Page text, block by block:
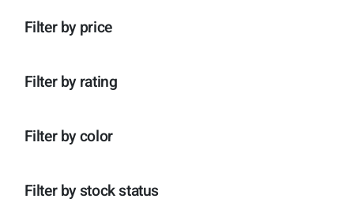
Filter by price
Filter by rating
Filter by color
Filter by stock status